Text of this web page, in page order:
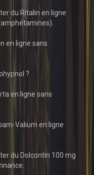
du Ritalin en ligne
en ligne sans
?
en ligne sans
Valium en ligne
du Dolcontin 100 mg